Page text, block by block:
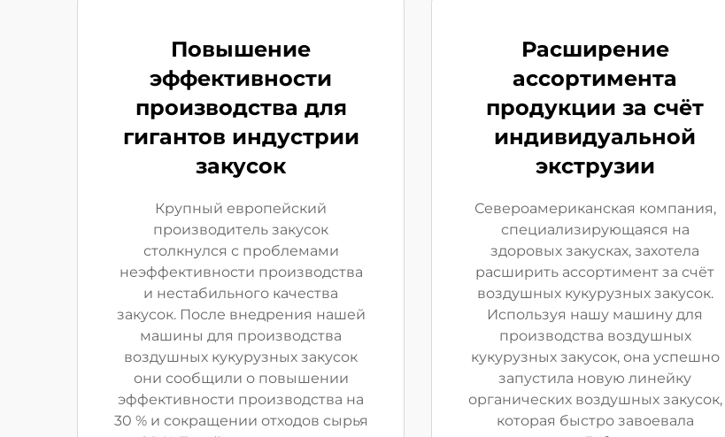
Повышение
эффективности
производства для
гигантов индустрии
закусок
Крупный европейский
производитель закусок
столкнулся с проблемами
неэффективности производства
и нестабильного качества
закусок. После внедрения нашей
машины для производства
воздушных кукурузных закусок
они сообщили о повышении
эффективности производства на
30 % и сокращении отходов сырья
Расширение
ассортимента
продукции за счёт
индивидуальной
экструзии
Североамериканская компания,
специализирующаяся на
здоровых закусках, захотела
расширить ассортимент за счёт
воздушных кукурузных закусок.
Используя нашу машину для
производства воздушных
кукурузных закусок, она успешно
запустила новую линейку
органических воздушных закусок,
которая быстро завоевала